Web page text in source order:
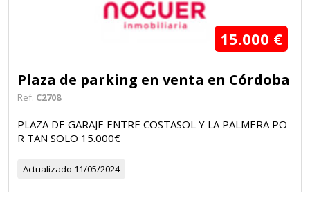
15.000 €
Plaza de parking en venta en Córdoba
Ref. C2708
PLAZA DE GARAJE ENTRE COSTASOL Y LA PALMERA PO
R TAN SOLO 15.000€
Actualizado 11/05/2024